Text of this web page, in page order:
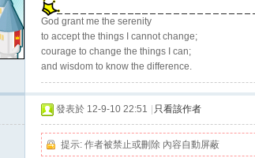
God grant me the serenity
to accept the things I cannot change;
courage to change the things I can;
and wisdom to know the difference.
發表於 12-9-10 22:51 只看該作者
提示: 作者被禁止或刪除 內容自動屏蔽